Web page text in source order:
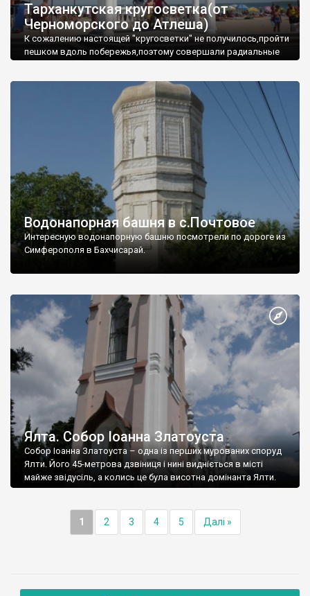
Тарханкутская кругосветка(от
Черноморского до Атлеша)
К сожалению настоящей "кругосветки" не получилось,пройти
пешком вдоль побережья,поэтому совершали радиальные
Водонапорная башня в с.Почтовое
Интересную водонапорную башню посмотрели по дороге из
Симферополя в Бахчисарай.
Ялта. Собор Іоанна Златоуста
Собор Іоанна Златоуста – одна із перших мурованих споруд
Ялти. Його 45-метрова дзвіниця і нині видніється в місті
майже звідусіль, а колись це була висотна домінанта Ялти.
1 2 3 4 5 Далі »